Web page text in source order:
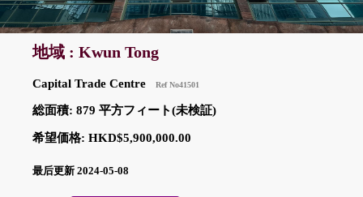
地域 : Kwun Tong
Capital Trade Centre Ref No41501
総面積: 879 平方フィート(未検証)
希望価格: HKD$5,900,000.00
最后更新 2024-05-08